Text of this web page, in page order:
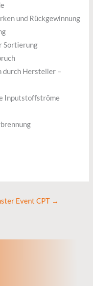
und Rückgewinnung
Sortierung
durch Hersteller –
Inputstoffströme
Event CPT →